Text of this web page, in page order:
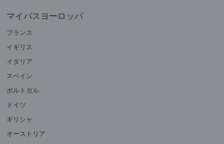
マイバスヨーロッパ
フランス
イギリス
イタリア
スペイン
ポルトガル
ドイツ
ギリシャ
オーストリア